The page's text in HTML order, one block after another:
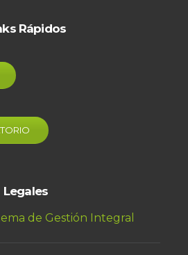
Rápidos
Legales
de Gestión Integral